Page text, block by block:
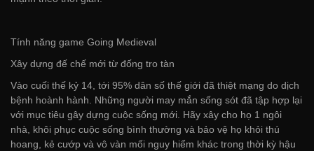
Tính năng game Going Medieval
Xây dựng đế chế mới từ đống tro tàn
Vào cuối thế kỷ 14, tới 95% dân số thế giới đã thiệt mạng do dịch
bệnh hoành hành. Những người may mắn sống sót đã tập hợp lại
với mục tiêu gây dựng cuộc sống mới. Hãy xây cho họ 1 ngôi
nhà, khôi phục cuộc sống bình thường và bảo vệ họ khỏi thú
hoang, kẻ cướp và vô vàn mối nguy hiểm khác trong thời kỳ hậu